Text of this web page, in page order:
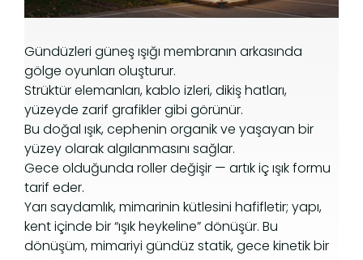
Gündüzleri güneş ışığı membranın arkasında
gölge oyunları oluşturur.
Strüktür elemanları, kablo izleri, dikiş hatları,
yüzeyde zarif grafikler gibi görünür.
Bu doğal ışık, cephenin organik ve yaşayan bir
yüzey olarak algılanmasını sağlar.
Gece olduğunda roller değişir — artık iç ışık formu
tarif eder.
Yarı saydamlık, mimarinin kütlesini hafifletir; yapı,
kent içinde bir “ışık heykeline” dönüşür. Bu
dönüşüm, mimariyi gündüz statik, gece kinetik bir